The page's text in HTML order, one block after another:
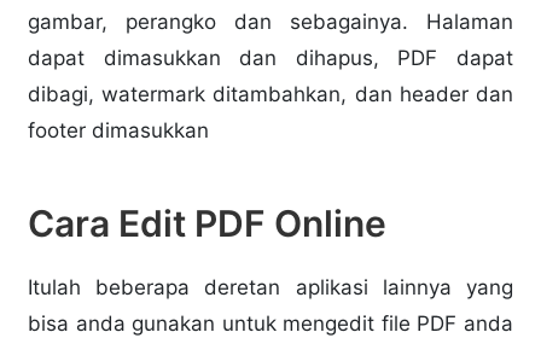
gambar, perangko dan sebagainya. Halaman
dapat dimasukkan dan dihapus, PDF dapat
dibagi, watermark ditambahkan, dan header dan
footer dimasukkan
Cara Edit PDF Online
Itulah beberapa deretan aplikasi lainnya yang
bisa anda gunakan untuk mengedit file PDF anda